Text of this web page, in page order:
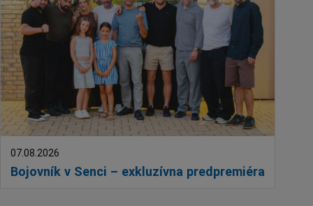
Bojovník v Senci – exkluzívna predpremiéra
07.08.2026